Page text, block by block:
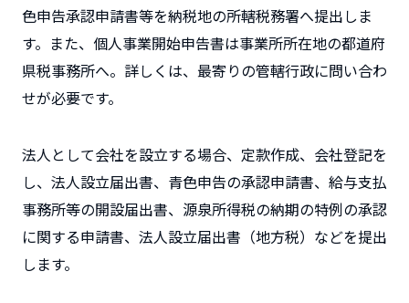
色申告承認申請書等を納税地の所轄税務署へ提出しま
す。また、個人事業開始申告書は事業所所在地の都道府
県税事務所へ。詳しくは、最寄りの管轄行政に問い合わ
せが必要です。
法人として会社を設立する場合、定款作成、会社登記を
し、法人設立届出書、青色申告の承認申請書、給与支払
事務所等の開設届出書、源泉所得税の納期の特例の承認
に関する申請書、法人設立届出書（地方税）などを提出
します。